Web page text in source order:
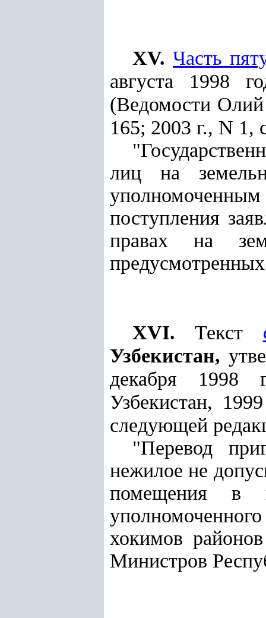
XV. Часть
августа 1998
(Ведомости
165; 2003 г., N 1,
лиц на
поступления
правах на
XVI.Текст
Узбекистан,
декабря 1998
Узбекистан,
следующей
"Перевод
нежилое не
помещения в
хокимов
Министров